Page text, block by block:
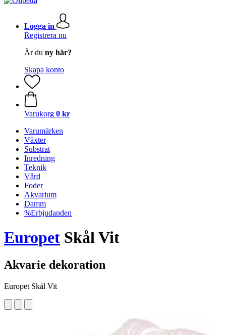
Logga in
Registrera nu
Är du ny här?
Skapa konto
Varukorg 0 kr
Varumärken
Växter
Substrat
Inredning
Teknik
Vård
Foder
Akvarium
Damm
%Erbjudanden
Europet Skål Vit
Akvarie dekoration
Europet Skål Vit